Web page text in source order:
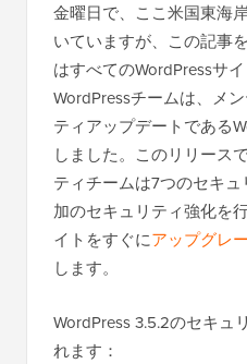
金曜日で、ここ米国東海
いていますが、この記事
はすべてのWordPressサ
WordPressチームは、メ
ティアップデートである
しました。このリリース
ティチームは7つのセキ
加のセキュリティ強化を
イトをすぐにアップグレ
します。
WordPress 3.5.2のセキュ
れます：